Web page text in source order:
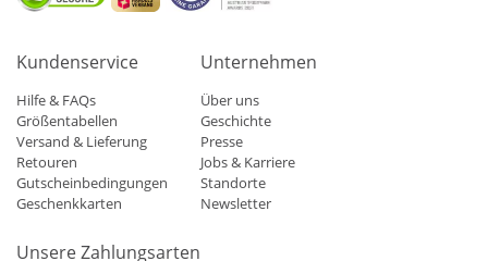
Kundenservice
Hilfe & FAQs
Größentabellen
Versand & Lieferung
Retouren
Gutscheinbedingungen
Geschenkkarten
Unternehmen
Über uns
Geschichte
Presse
Jobs & Karriere
Standorte
Newsletter
Unsere Zahlungsarten